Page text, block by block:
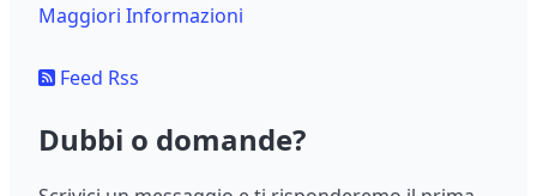
Maggiori Informazioni
Feed Rss
Dubbi o domande?